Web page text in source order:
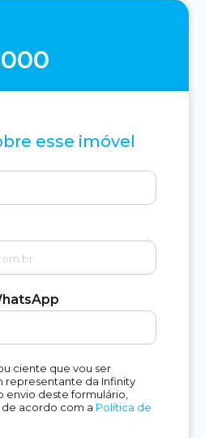
esse imóvel
ciente que vou ser
representante da Infinity
envio deste formulário,
acordo com a Política de